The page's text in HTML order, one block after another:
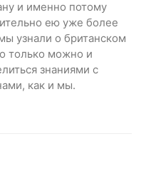
и именно потому
ею уже более
узнали о британском
только можно и
знаниями с
как и мы.